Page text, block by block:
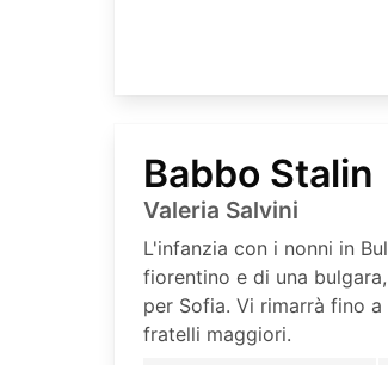
Babbo Stalin
Valeria Salvini
L'infanzia con i nonni in
fiorentino e di una
per Sofia. Vi rimarrà fino
fratelli maggiori.